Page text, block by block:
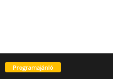
Programajánló